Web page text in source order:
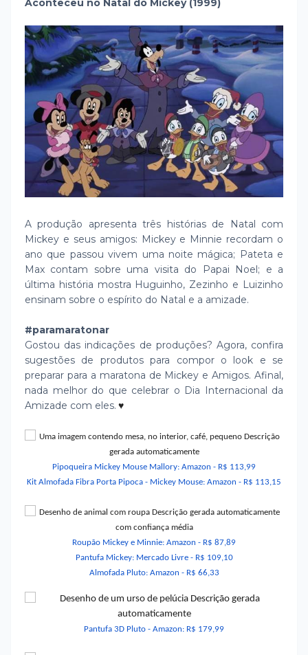
A produção apresenta três histórias de Natal com
Mickey e seus amigos: Mickey e Minnie recordam o
ano que passou vivem uma noite mágica; Pateta e
Max contam sobre uma visita do Papai Noel; e a
última história mostra Huguinho, Zezinho e Luizinho
ensinam sobre o espírito do Natal e a amizade.
#paramaratonar
Gostou das indicações de produções? Agora, confira
sugestões de produtos para compor o look e se
preparar para a maratona de Mickey e Amigos. Afinal,
nada melhor do que celebrar o Dia Internacional da
Amizade com eles. ♥
Pipoqueira Mickey Mouse Mallory: Amazon - R$ 113,99
Kit Almofada Fibra Porta Pipoca - Mickey Mouse: Amazon - R$ 113,15
Roupão Mickey e Minnie: Amazon - R$ 87,89
Pantufa Mickey: Mercado Livre - R$ 109,10
Almofada Pluto: Amazon - R$ 66,33
Pantufa 3D Pluto - Amazon: R$ 179,99